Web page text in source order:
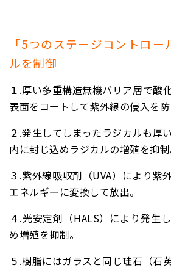
「5つのステージコントロ
ルを制御
１.厚い多重構造無機バリア層で酸
表面をコートして紫外線の侵入を防
２.発生してしまったラジカルも厚
内に封じ込めラジカルの増殖を抑制
３.紫外線吸収剤（UVA）により紫
エネルギーに変換して放出。
４.光安定剤（HALS）により発生
め増殖を抑制。
５.樹脂にはガラスと同じ珪石（石